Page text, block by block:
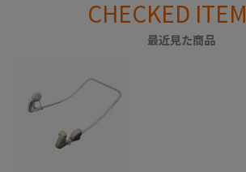
CHECKED ITEM
最近見た商品